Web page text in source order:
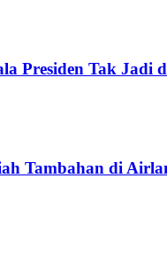
Presiden Tak Jadi
Tambahan di